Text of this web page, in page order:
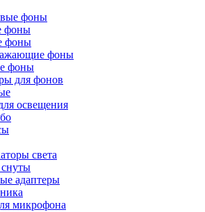
фоны
фоны
фоны
фоны
фоны
для фонов
освещения
света
адаптеры
микрофона